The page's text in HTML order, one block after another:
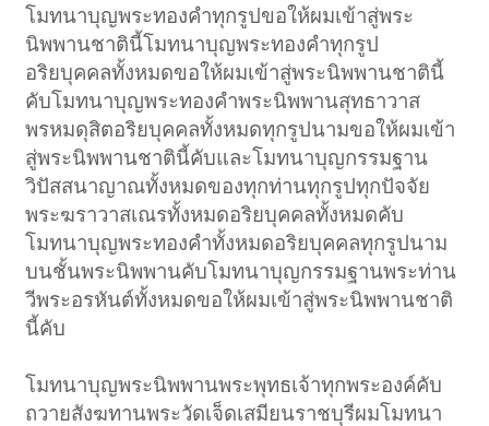
โมทนาบุญพระทองคำทุกรูปขอให้ผมเข้าสู่พระ
นิพพานชาตินี้โมทนาบุญพระทองคำทุกรูป
อริยบุคคลทั้งหมดขอให้ผมเข้าสู่พระนิพพานชาตินี้
คับโมทนาบุญพระทองคำพระนิพพานสุทธาวาส
พรหมดุสิตอริยบุคคลทั้งหมดทุกรูปนามขอให้ผมเข้า
สู่พระนิพพานชาตินี้คับและโมทนาบุญกรรมฐาน
วิปัสสนาญาณทั้งหมดของทุกท่านทุกรูปทุกปัจจัย
พระฆราวาสเณรทั้งหมดอริยบุคคลทั้งหมดคับ
โมทนาบุญพระทองคำทั้งหมดอริยบุคคลทุกรูปนาม
บนชั้นพระนิพพานคับโมทนาบุญกรรมฐานพระท่าน
วีพระอรหันต์ทั้งหมดขอให้ผมเข้าสู่พระนิพพานชาติ
นี้คับ
โมทนาบุญพระนิพพานพระพุทธเจ้าทุกพระองค์คับ
ถวายสังฆทานพระวัดเจ็ดเสมียนราชบุรีผมโมทนา